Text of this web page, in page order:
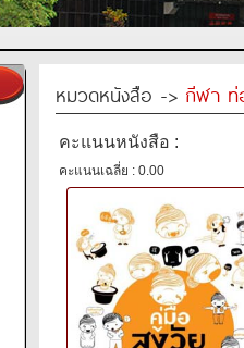
หมวดหนังสือ -> กีฬา ท่
คะแนนหนังสือ :
คะแนนเฉลี่ย : 0.00